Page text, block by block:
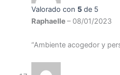
Valorado con 5de 5
Raphaelle – 08/01/2023
“Ambiente acogedor y